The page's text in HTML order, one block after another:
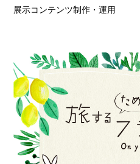
展示コンテンツ制作・運用